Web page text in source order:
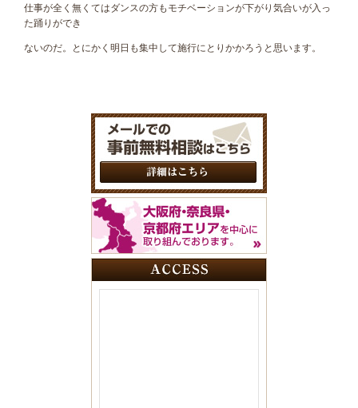
仕事が全く無くてはダンスの方もモチベーションが下がり気合いが入っ
た踊りができ
ないのだ。とにかく明日も集中して施行にとりかかろうと思います。